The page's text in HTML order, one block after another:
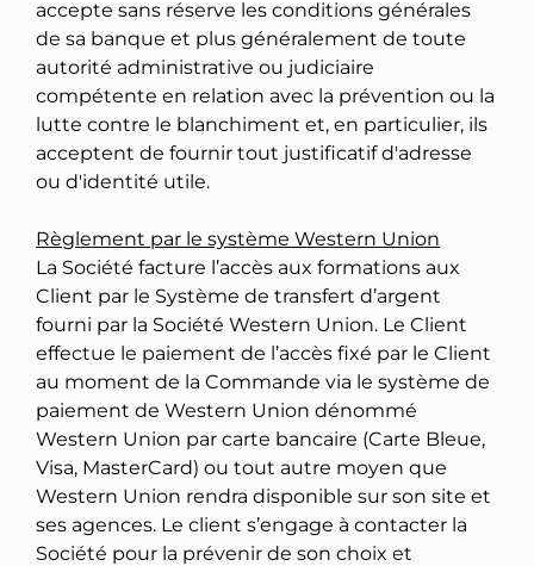
accepte sans réserve les conditions générales
de sa banque et plus généralement de toute
autorité administrative ou judiciaire
compétente en relation avec la prévention ou la
lutte contre le blanchiment et, en particulier, ils
acceptent de fournir tout justificatif d'adresse
ou d'identité utile.
Règlement par le système Western Union
La Société facture l’accès aux formations aux
Client par le Système de transfert d’argent
fourni par la Société Western Union. Le Client
effectue le paiement de l’accès fixé par le Client
au moment de la Commande via le système de
paiement de Western Union dénommé
Western Union par carte bancaire (Carte Bleue,
Visa, MasterCard) ou tout autre moyen que
Western Union rendra disponible sur son site et
ses agences. Le client s’engage à contacter la
Société pour la prévenir de son choix et